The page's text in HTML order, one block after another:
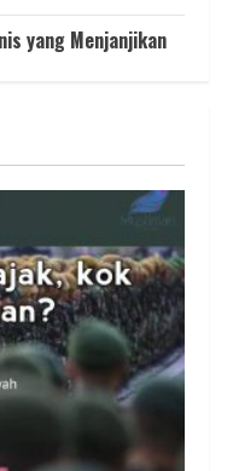
yang Menjanjikan